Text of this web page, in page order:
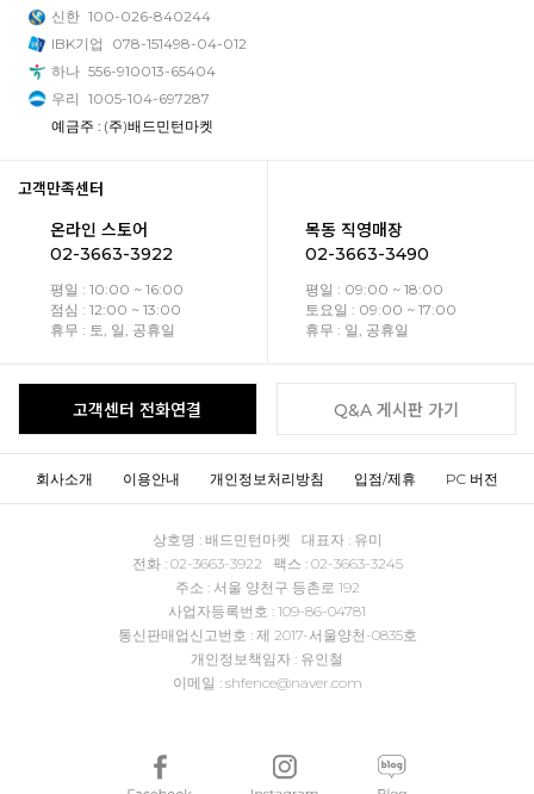
신한 100-026-840244
IBK기업
078-151498-04-012
하나 556-910013-65404
우리 1005-104-697287
예금주 : (주)배드민턴마켓
고객만족센터
온라인 스토어
02-3663-3922
평일 : 10:00 ~ 16:00
점심 : 12:00 ~ 13:00
휴무 : 토, 일, 공휴일
목동 직영매장
02-3663-3490
평일 : 09:00 ~ 18:00
토요일 : 09:00 ~ 17:00
휴무 : 일, 공휴일
고객센터 전화연결 Q&A 게시판 가기
회사소개 이용안내 개인정보처리방침 입점/제휴 PC 버전
상호명 : 배드민턴마켓 대표자 : 유미
전화 : 02-3663-3922 팩스 : 02-3663-3245
주소 : 서울 양천구 등촌로 192
사업자등록번호 : 109-86-04781
통신판매업신고번호 : 제 2017-서울양천-0835호
개인정보책임자 : 유인철
이메일 : shfence@naver.com